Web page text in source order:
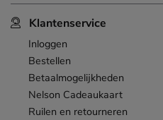
Klantenservice
Inloggen
Bestellen
Betaalmogelijkheden
Nelson Cadeaukaart
Ruilen en retourneren